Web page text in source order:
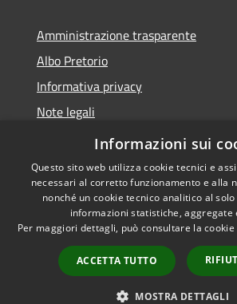
Amministrazione trasparente
Albo Pretorio
Informativa privacy
Note legali
Dichiarazione di accessibilità
Accessibilità
Informazioni sui
Questo sito web utilizza cookie tecnici e
necessari al corretto funzionamento e alla
nonché un cookie tecnico analitico al
informazioni statistiche, aggregate
Per maggiori dettagli, può consultare la
ACCETTA TUTTO
MOSTRA DETTAGLI